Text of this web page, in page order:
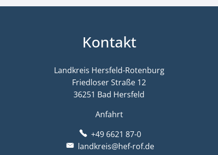
Kontakt
Landkreis Hersfeld-Rotenburg
Friedloser Straße 12
36251 Bad Hersfeld
Anfahrt
+49 6621 87-0
landkreis@hef-rof.de